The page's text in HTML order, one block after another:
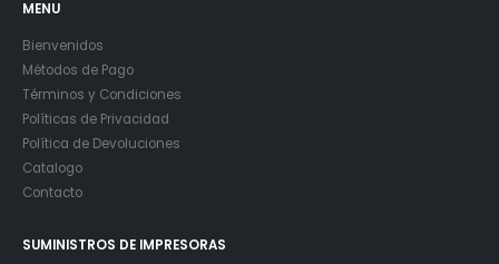
MENU
Bienvenidos
Métodos de Pago
Términos y Condiciones
Políticas de Privacidad
Política de Devoluciones
Catalogo
Contacto
SUMINISTROS DE IMPRESORAS